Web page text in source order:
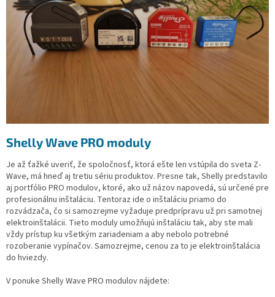
Shelly Wave PRO moduly
Je až ťažké uveriť, že spoločnosť, ktorá ešte len vstúpila do sveta Z-
Wave, má hneď aj tretiu sériu produktov. Presne tak, Shelly predstavilo
aj portfólio PRO modulov, ktoré, ako už názov napovedá, sú určené pre
profesionálnu inštaláciu. Tentoraz ide o inštaláciu priamo do
rozvádzača, čo si samozrejme vyžaduje predprípravu už pri samotnej
elektroinštalácii. Tieto moduly umožňujú inštaláciu tak, aby ste mali
vždy prístup ku všetkým zariadeniam a aby nebolo potrebné
rozoberanie vypínačov. Samozrejme, cenou za to je elektroinštalácia
do hviezdy.
V ponuke Shelly Wave PRO modulov nájdete: